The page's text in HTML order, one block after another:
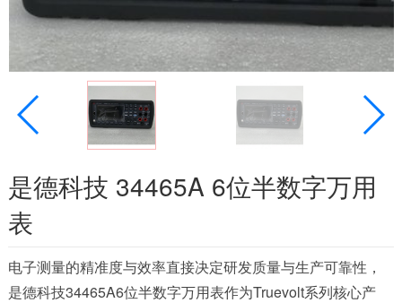
是德科技 34465A 6位半数字万用
表
电子测量的精准度与效率直接决定研发质量与生产可靠性，
是德科技34465A6位半数字万用表作为Truevolt系列核心产